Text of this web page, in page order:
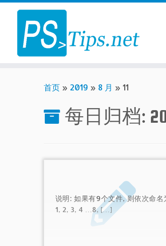
Skip
content
首页 » 2019 » 8 月 » 11
每日归档:
说明: 如果有9个文件, 则依次命名
1, 2, 3, 4 …8, […]